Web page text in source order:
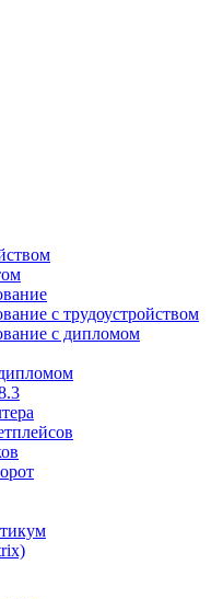
с трудоустройством
с дипломом